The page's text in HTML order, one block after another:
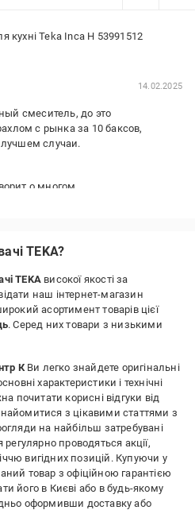
кухні Teka Inca H 53991512
14.02.2025
смеситель, до это
с рынка за 10 баксов,
случаи.
о многом
TEKA?
TEKA високої якості за
наш інтернет-магазин
асортимент товарів цієї
. Серед них товари з низькими
КВи легко знайдете оригінальні
характеристики і технічні
почитати корисні відгуки від
з цікавими статтями з
на найбільш затребувані
проводяться акції,
вигідних позицій. Купуючи у
товар з офіційною гарантією
його в Києві або в будь-якому
оформивши доставку або